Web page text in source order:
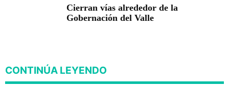
Cierran vías alrededor de la
Gobernación del Valle
CONTINÚA LEYENDO